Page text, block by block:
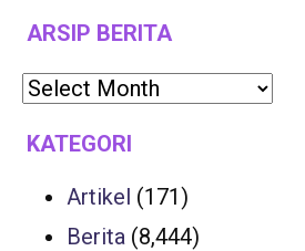
ARSIP BERITA
KATEGORI
Artikel (171)
Berita (8,444)